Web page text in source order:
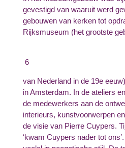
gevestigd van waaruit werd
gebouwen van kerken tot
Rijksmuseum (het grootste
6
van Nederland in de 19e
in Amsterdam. In de ateliers
de medewerkers aan de
interieurs, kunstvoorwerpen
de visie van Pierre Cuypers.
‘kwam Cuypers nader tot